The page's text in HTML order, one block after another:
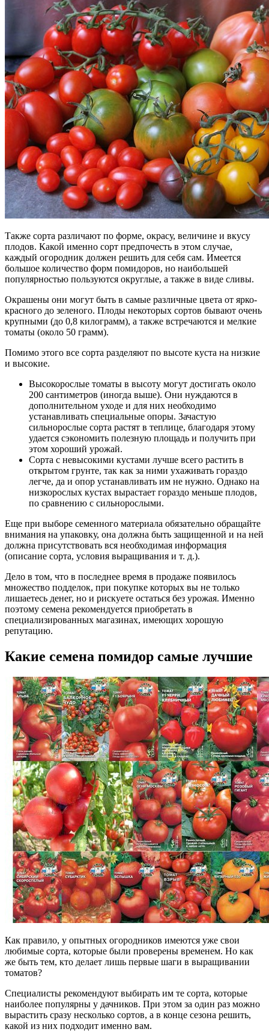
Также сорта различают по форме, окрасу, величине и вкусу
плодов. Какой именно сорт предпочесть в этом случае,
каждый огородник должен решить для себя сам. Имеется
большое количество форм помидоров, но наибольшей
популярностью пользуются округлые, а также в виде сливы.
Окрашены они могут быть в самые различные цвета от ярко-
красного до зеленого. Плоды некоторых сортов бывают очень
крупными (до 0,8 килограмм), а также встречаются и мелкие
томаты (около 50 грамм).
Помимо этого все сорта разделяют по высоте куста на низкие
и высокие.
Высокорослые томаты в высоту могут достигать около
200 сантиметров (иногда выше). Они нуждаются в
дополнительном уходе и для них необходимо
устанавливать специальные опоры. Зачастую
сильнорослые сорта растят в теплице, благодаря этому
удается сэкономить полезную площадь и получить при
этом хороший урожай.
Сорта с невысокими кустами лучше всего растить в
открытом грунте, так как за ними ухаживать гораздо
легче, да и опор устанавливать им не нужно. Однако на
низкорослых кустах вырастает гораздо меньше плодов,
по сравнению с сильнорослыми.
Еще при выборе семенного материала обязательно обращайте
внимания на упаковку, она должна быть защищенной и на ней
должна присутствовать вся необходимая информация
(описание сорта, условия выращивания и т. д.).
Дело в том, что в последнее время в продаже появилось
множество подделок, при покупке которых вы не только
лишаетесь денег, но и рискуете остаться без урожая. Именно
поэтому семена рекомендуется приобретать в
специализированных магазинах, имеющих хорошую
репутацию.
Какие семена помидор самые лучшие
Как правило, у опытных огородников имеются уже свои
любимые сорта, которые были проверены временем. Но как
же быть тем, кто делает лишь первые шаги в выращивании
томатов?
Специалисты рекомендуют выбирать им те сорта, которые
наиболее популярны у дачников. При этом за один раз можно
вырастить сразу несколько сортов, а в конце сезона решить,
какой из них подходит именно вам.